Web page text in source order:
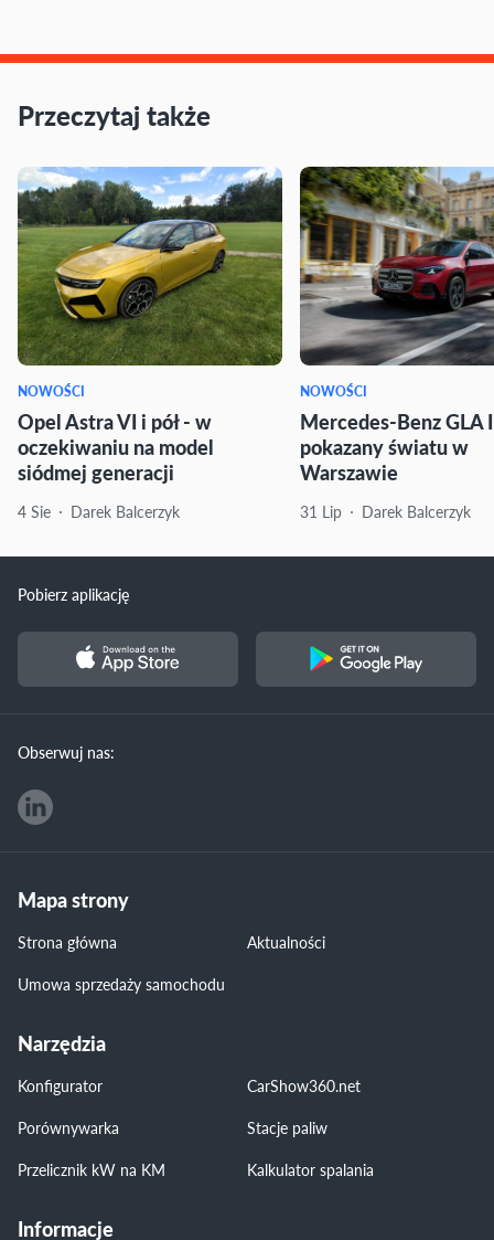
Przeczytaj także
NOWOŚCI
Opel Astra VI i pół - w
oczekiwaniu na model
siódmej generacji
4 Sie Darek Balcerzyk
NOWOŚCI
Mercedes-Benz GLA
pokazany światu w
Warszawie
31 Lip Darek Balcerzyk
Pobierz aplikację
Obserwuj nas:
Mapa strony
Strona główna
Aktualności
Umowa sprzedaży samochodu
Narzędzia
Konfigurator
CarShow360.net
Porównywarka
Stacje paliw
Przelicznik kW na KM
Kalkulator spalania
Informacje